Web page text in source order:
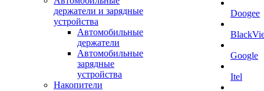
держатели и зарядные
устройства
Автомобильные
держатели
Автомобильные
зарядные
устройства
Накопители
Doogee
Google
Itel